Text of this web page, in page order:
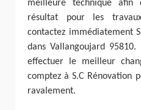
meilleure technique
résultat pour les
contactez immédiatement
dans Vallangoujard
effectuer le meilleur
comptez à S.C Rénovation
ravalement.